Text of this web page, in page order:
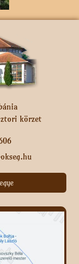
körzet